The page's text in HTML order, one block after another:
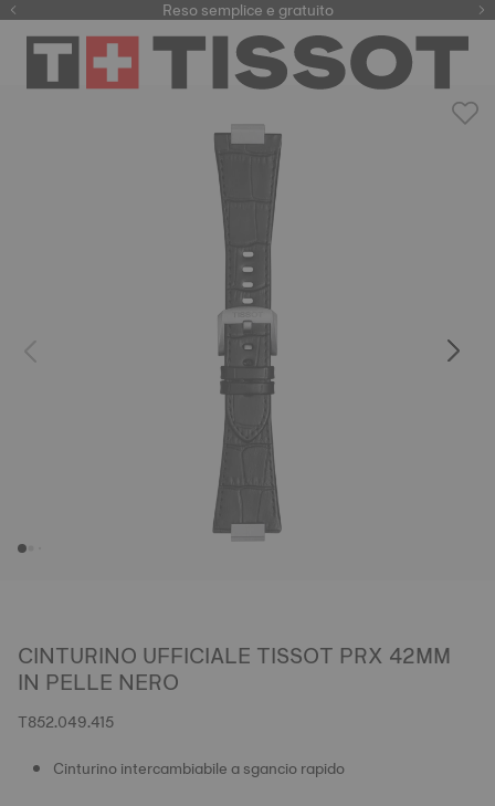
Reso semplice e gratuito
CINTURINO UFFICIALE TISSOT PRX 42MM
IN PELLE NERO
T852.049.415
Cinturino intercambiabile a sgancio rapido